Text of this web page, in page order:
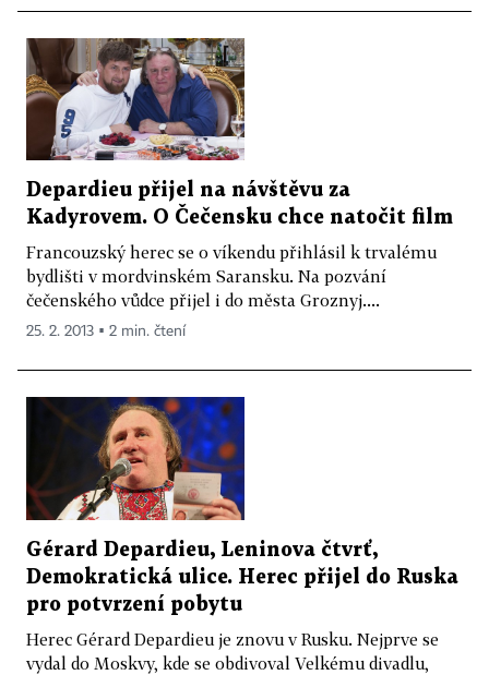
Depardieu přijel na návštěvu za
Kadyrovem. O Čečensku chce natočit film
Francouzský herec se o víkendu přihlásil k trvalému
bydlišti v mordvinském Saransku. Na pozvání
čečenského vůdce přijel i do města Groznyj....
25. 2. 2013 ▪ 2 min. čtení
Gérard Depardieu, Leninova čtvrť,
Demokratická ulice. Herec přijel do Ruska
pro potvrzení pobytu
Herec Gérard Depardieu je znovu v Rusku. Nejprve se
vydal do Moskvy, kde se obdivoval Velkému divadlu,